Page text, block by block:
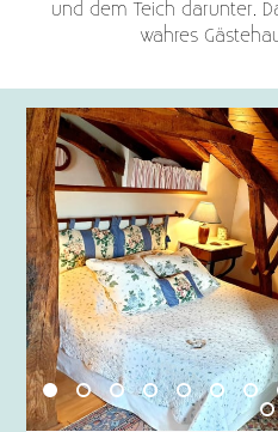
und dem Teich darunter.
wahres